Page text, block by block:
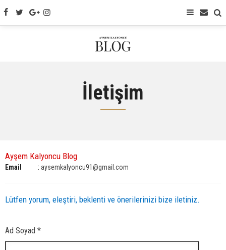
İletişim
Ayşem Kalyoncu Blog
Email : aysemkalyoncu91@gmail.com
Lütfen yorum, eleştiri, beklenti ve önerilerinizi bize iletiniz.
Ad Soyad *